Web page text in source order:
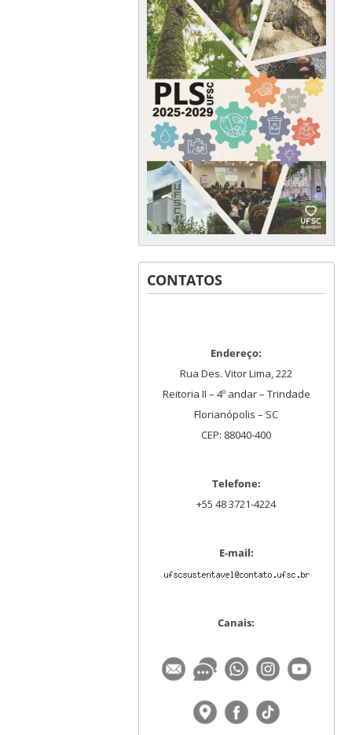
CONTATOS
Endereço:
Rua Des. Vitor Lima, 222
Reitoria II – 4º andar – Trindade
Florianópolis – SC
CEP: 88040-400
Telefone:
+55 48 3721-4224
E-mail:
Canais: